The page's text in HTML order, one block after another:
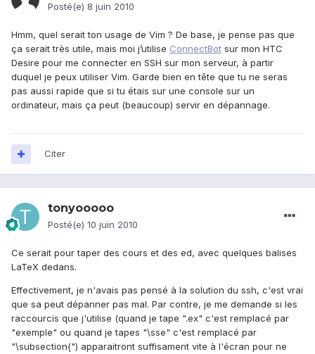
Posté(e) 8 juin 2010
Hmm, quel serait ton usage de Vim ? De base, je pense pas que
ça serait très utile, mais moi j’utilise ConnectBot sur mon HTC
Desire pour me connecter en SSH sur mon serveur, à partir
duquel je peux utiliser Vim. Garde bien en tête que tu ne seras
pas aussi rapide que si tu étais sur une console sur un
ordinateur, mais ça peut (beaucoup) servir en dépannage.
Citer
tonyooooo
Posté(e) 10 juin 2010
Ce serait pour taper des cours et des ed, avec quelques balises
LaTeX dedans.
Effectivement, je n'avais pas pensé à la solution du ssh, c'est vrai
que sa peut dépanner pas mal. Par contre, je me demande si les
raccourcis que j'utilise (quand je tape ".ex" c'est remplacé par
"exemple" ou quand je tapes "\sse" c'est remplacé par
"\subsection{") apparaitront suffisament vite à l'écran pour ne